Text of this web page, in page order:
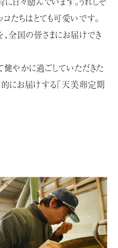
コたちはとても可愛いです。
全国の皆さまにお届けでき
やかに過ごしていただきた
にお届けする「天美卵定期